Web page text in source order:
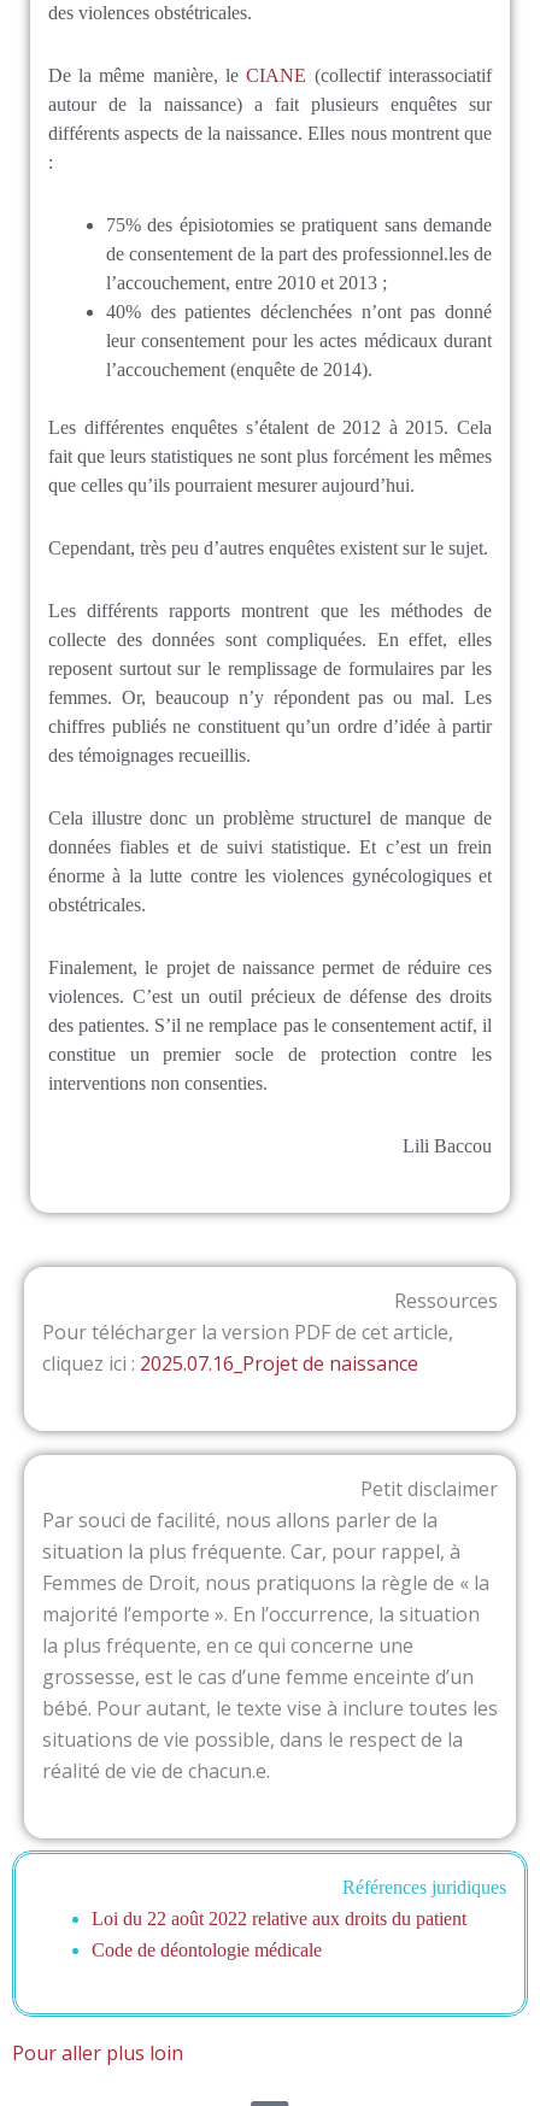
des violences obstétricales.
De la même manière, le CIANE (collectif interassociatif
autour de la naissance) a fait plusieurs enquêtes sur
différents aspects de la naissance. Elles nous montrent que
:
75% des épisiotomies se pratiquent sans demande
de consentement de la part des professionnel.les de
l’accouchement, entre 2010 et 2013 ;
40% des patientes déclenchées n’ont pas donné
leur consentement pour les actes médicaux durant
l’accouchement (enquête de 2014).
Les différentes enquêtes s’étalent de 2012 à 2015. Cela
fait que leurs statistiques ne sont plus forcément les mêmes
que celles qu’ils pourraient mesurer aujourd’hui.
Cependant, très peu d’autres enquêtes existent sur le sujet.
Les différents rapports montrent que les méthodes de
collecte des données sont compliquées. En effet, elles
reposent surtout sur le remplissage de formulaires par les
femmes. Or, beaucoup n’y répondent pas ou mal. Les
chiffres publiés ne constituent qu’un ordre d’idée à partir
des témoignages recueillis.
Cela illustre donc un problème structurel de manque de
données fiables et de suivi statistique. Et c’est un frein
énorme à la lutte contre les violences gynécologiques et
obstétricales.
Finalement, le projet de naissance permet de réduire ces
violences. C’est un outil précieux de défense des droits
des patientes. S’il ne remplace pas le consentement actif, il
constitue un premier socle de protection contre les
interventions non consenties.
Lili Baccou
Ressources
Pour télécharger la version PDF de cet article,
cliquez ici : 2025.07.16_Projet de naissance
Petit disclaimer
Par souci de facilité, nous allons parler de la
situation la plus fréquente. Car, pour rappel, à
Femmes de Droit, nous pratiquons la règle de « la
majorité l’emporte ». En l’occurrence, la situation
la plus fréquente, en ce qui concerne une
grossesse, est le cas d’une femme enceinte d’un
bébé. Pour autant, le texte vise à inclure toutes les
situations de vie possible, dans le respect de la
réalité de vie de chacun.e.
Références juridiques
Loi du 22 août 2022 relative aux droits du patient
Code de déontologie médicale
Pour aller plus loin